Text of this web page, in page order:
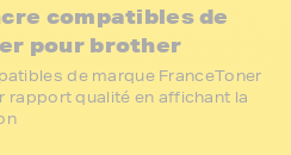
compatibles de
pour brother
de marque FranceToner
rapport qualité en affichant la